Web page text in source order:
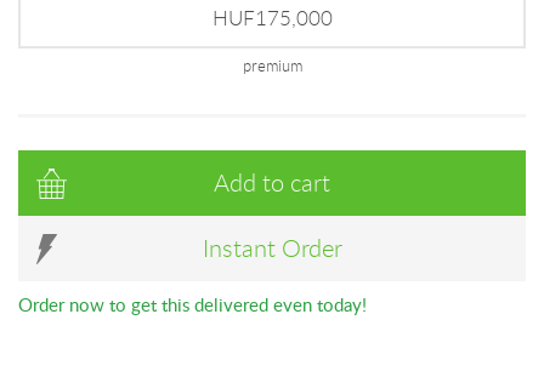
HUF175,000
premium
Add to cart
Instant Order
Order now to get this delivered even today!